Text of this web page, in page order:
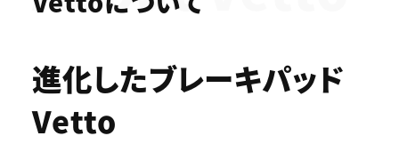
進化したブレーキパッド
Vetto